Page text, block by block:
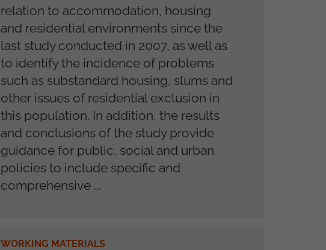
relation to accommodation, housing
and residential environments since the
last study conducted in 2007, as well as
to identify the incidence of problems
such as substandard housing, slums and
other issues of residential exclusion in
this population. In addition, the results
and conclusions of the study provide
guidance for public, social and urban
policies to include specific and
comprehensive ...
WORKING MATERIALS